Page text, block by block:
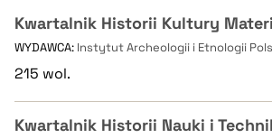
Kwartalnik Historii Kultury
WYDAWCA: Instytut Archeologii i Etnologii
215 wol.
Kwartalnik Historii Nauki i